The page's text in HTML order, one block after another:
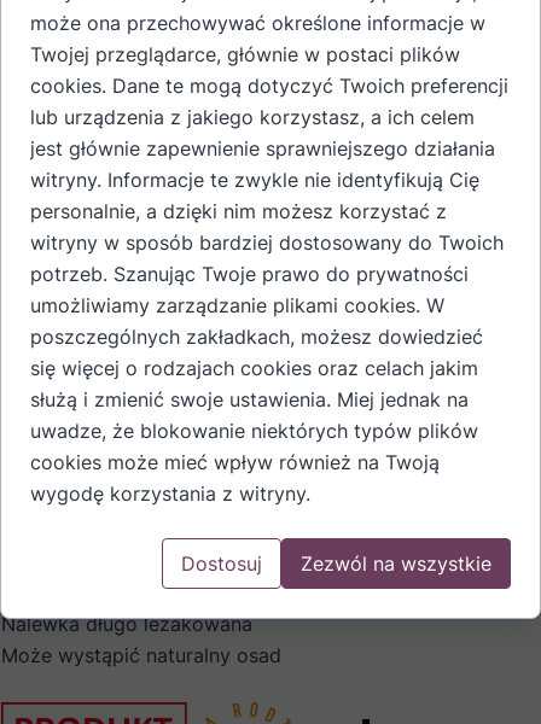
Dodaj do koszyka
Nalewka Staropolska na Pędach Sosny. Bursztynowa
barwa, naturalny zapach lasu sosnowego w słoneczne
popołudnie.
Dodatkowe informacje o produkcie
Skład: pędy sosny, alkohol etylowy, cukier
Zawartość alkoholu 25% vol
Spirytus zbożowy, najwyższej jakości
Nalewka długo leżakowana
Może wystąpić naturalny osad
może ona przechowywać określone informacje w
Twojej przeglądarce, głównie w postaci plików
cookies. Dane te mogą dotyczyć Twoich preferencji
lub urządzenia z jakiego korzystasz, a ich celem
jest głównie zapewnienie sprawniejszego działania
witryny. Informacje te zwykle nie identyfikują Cię
personalnie, a dzięki nim możesz korzystać z
witryny w sposób bardziej dostosowany do Twoich
potrzeb. Szanując Twoje prawo do prywatności
umożliwiamy zarządzanie plikami cookies. W
poszczególnych zakładkach, możesz dowiedzieć
się więcej o rodzajach cookies oraz celach jakim
służą i zmienić swoje ustawienia. Miej jednak na
uwadze, że blokowanie niektórych typów plików
cookies może mieć wpływ również na Twoją
wygodę korzystania z witryny.
Dostosuj Zezwól na wszystkie